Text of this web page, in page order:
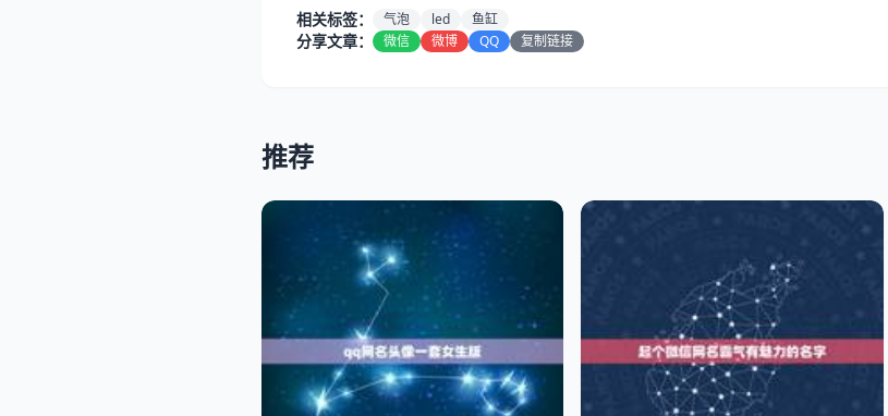
相关标签： 气泡 led 鱼缸
分享文章： 微信 微博 QQ 复制链接
推荐